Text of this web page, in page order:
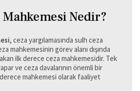
Nedir?
, ceza yargılamasında sulh ceza
mahkemesinin görev alanı dışında
ilk derece ceza mahkemesidir. Tek
ve ceza davalarının önemli bir
mahkemesi olarak faaliyet